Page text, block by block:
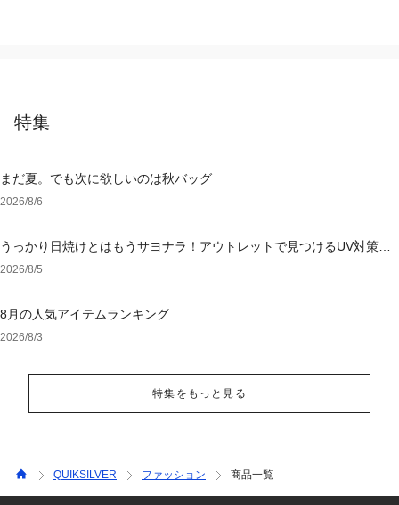
特集
まだ夏。でも次に欲しいのは秋バッグ
2026/8/6
うっかり日焼けとはもうサヨナラ！アウトレットで見つけるUV対策ウ
ェア
2026/8/5
8月の人気アイテムランキング
2026/8/3
特集をもっと見る
QUIKSILVER ファッション 商品一覧